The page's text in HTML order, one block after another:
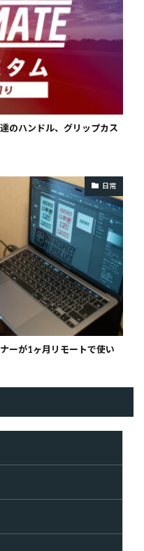
のハンドル、グリップカス
日常
ーが1ヶ月リモートで使い